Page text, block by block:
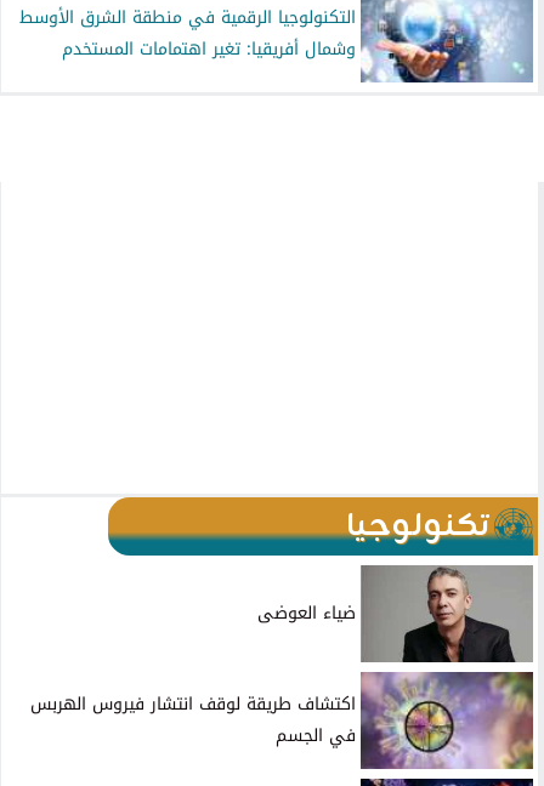
التكنولوجيا الرقمية في منطقة الشرق الأوسط
وشمال أفريقيا: تغير اهتمامات المستخدم
تكنولوجيا
ضياء العوضى
اكتشاف طريقة لوقف انتشار فيروس الهربس
في الجسم